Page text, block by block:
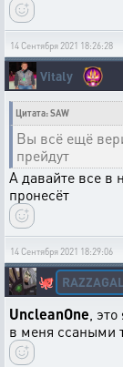
14 Сентября 2021 18:26:28
Vitaly
Цитата: SAW
Вы всё ещё
прейдут
А давайте все в
пронесёт
14 Сентября 2021 18:29:06
🐙 RAZZAGAL
UncleanOne,
в меня ссаными